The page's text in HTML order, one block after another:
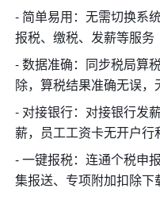
- 简单易用：无需切换系
报税、缴税、发薪等服务
- 数据准确：同步税局算
除，算税结果准确无误，
- 对接银行：对接银行发
薪，员工工资卡无开户行
- 一键报税：连通个税申
集报送、专项附加扣除